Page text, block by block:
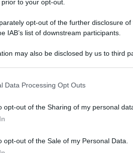
to your opt-out.
opt-out of the further disclosure
IAB’s list of downstream participants.
may also be disclosed by us to third
including but not limited to your visit or
to Google and its third-party tags to use
consent section.
Data Processing Opt Outs
opt-out of the Sharing of my personal
opt-out of the Sale of my Personal Data.
la creatività, l’innovazione, la
dell’Arte Contemporanea si
italiana della Cultura e la
della Cultura, Gennaro
attraverso una riflessione sul